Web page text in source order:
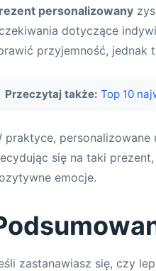
personalizowany
dotyczące
przyjemność, jednak
Przeczytaj także: Top 10
praktyce,
się na taki
emocje.
zastanawiasz się, czy